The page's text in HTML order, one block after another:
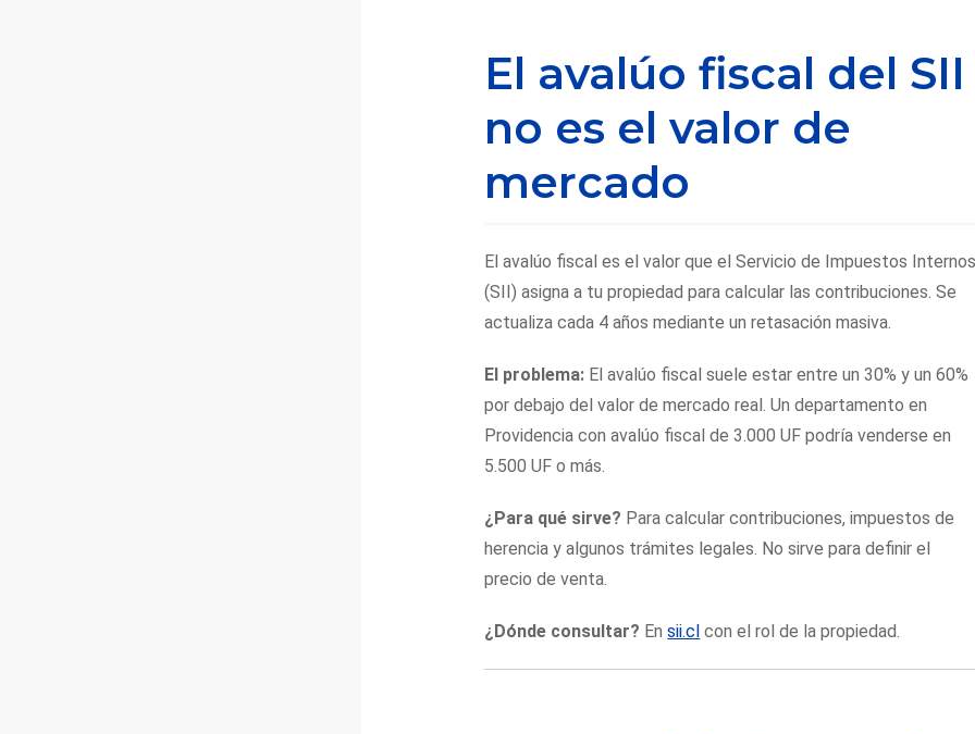
El avalúo fiscal del SII
no es el valor de
mercado
El avalúo fiscal es el valor que el Servicio de Impuestos
(SII) asigna a tu propiedad para calcular las contribuciones. Se
actualiza cada 4 años mediante un retasación masiva.
El problema: El avalúo fiscal suele estar entre un 30% y un 60%
por debajo del valor de mercado real. Un departamento en
Providencia con avalúo fiscal de 3.000 UF podría venderse en
5.500 UF o más.
¿Para qué sirve? Para calcular contribuciones, impuestos de
herencia y algunos trámites legales. No sirve para definir el
precio de venta.
¿Dónde consultar? Ensii.cl con el rol de la propiedad.